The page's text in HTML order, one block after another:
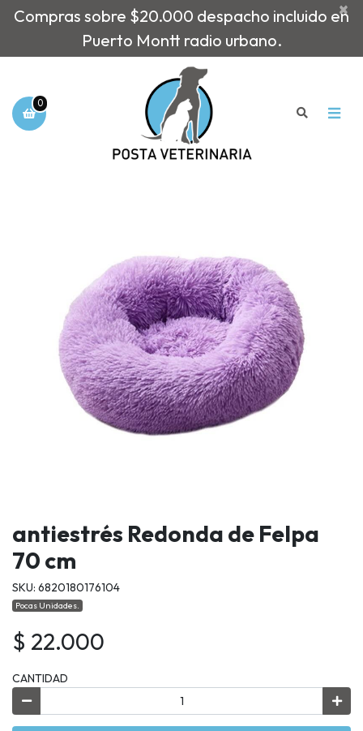
Compras sobre $20.000 despacho incluido en
Puerto Montt radio urbano.
×
0
antiestrés Redonda de Felpa
70 cm
SKU: 6820180176104
Pocas Unidades.
$ 22.000
CANTIDAD